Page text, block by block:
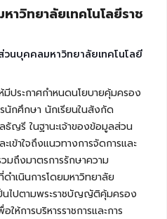
วิทยาลัยเทคโนโลยีราช
นบุคคลมหาวิทยาลัยเทคโนโลยี
ะกาศกำหนดนโยบายคุ้มครอง
นักศึกษา นักเรียนในสังกัด
ธัญรี ในฐานะเจ้าของข้อมูลส่วน
ข้าใจถึงแนวทางการจัดการและ
ถึงมาตรการรักษาความ
เนินการโดยมหาวิทยาลัย
นไปตามพระราชบัญญัติคุ้มครอง
การบริหารราชการและการ